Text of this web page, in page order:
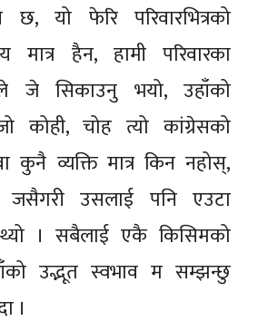
यो फेरि परिवारभित्रको
मात्र हैन, हामी परिवारका
जे सिकाउनु भयो, उहाँको
कोही, चोह त्यो कांग्रेसको
कुनै व्यक्ति मात्र किन नहोस्,
जसैगरी उसलाई पनि एउटा
। सबैलाई एकै किसिमको
उद्भूत स्वभाव म सम्झन्छु
।